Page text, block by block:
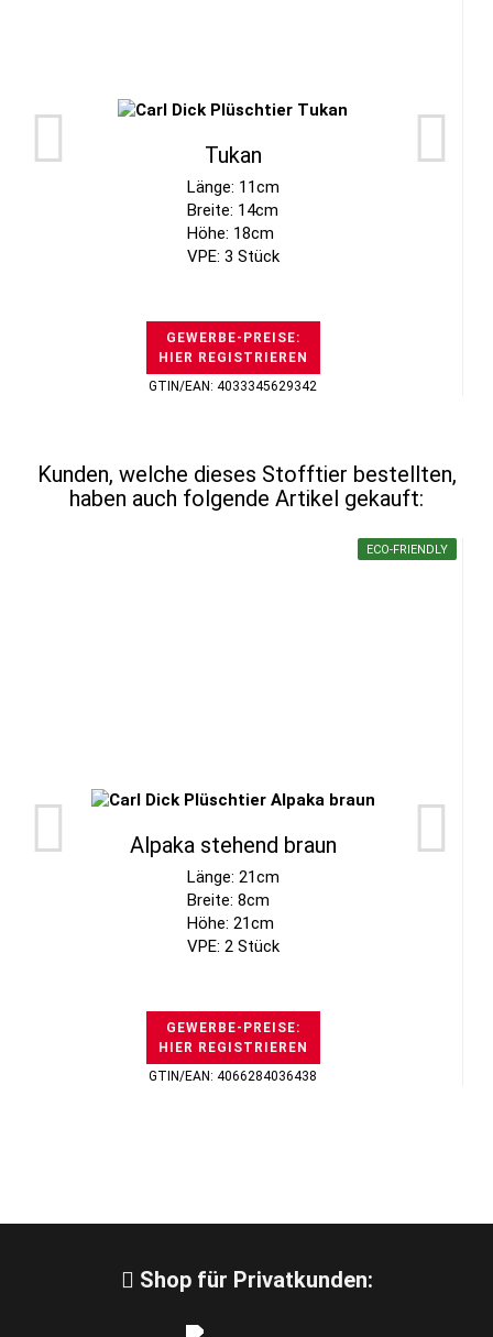
Tukan
Länge: 11cm
Breite: 14cm
Höhe: 18cm
VPE: 3 Stück
GEWERBE-PREISE:
HIER REGISTRIEREN
GTIN/EAN: 4033345629342
Kunden, welche dieses Stofftier bestellten,
haben auch folgende Artikel gekauft:
ECO-FRIENDLY
Alpaka stehend braun
Länge: 21cm
Breite: 8cm
Höhe: 21cm
VPE: 2 Stück
GEWERBE-PREISE:
HIER REGISTRIEREN
GTIN/EAN: 4066284036438
Shop für Privatkunden: